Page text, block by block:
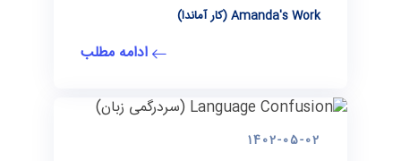
Amanda's Work (کار آماندا)
ادامه مطلب
1402-05-02